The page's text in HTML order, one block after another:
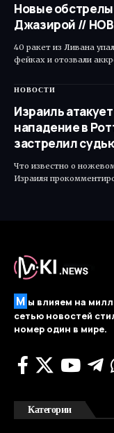
Новые
Джазирой //
40 ракет из Ливана
фейках и отозвали
НОВОСТИ
Израиль
нападение в
застрелил
Что известно о
Израиля
М ы влияем на
сетью новостей
номер один в мире.
Категории